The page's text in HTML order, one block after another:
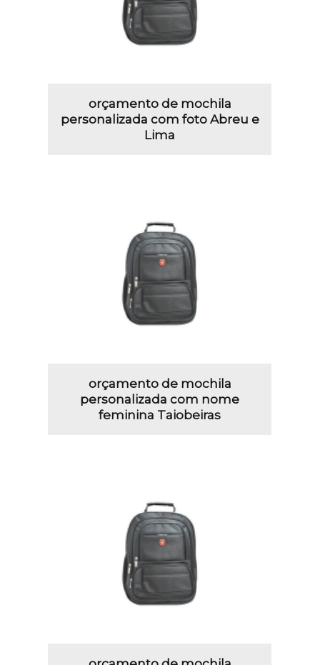
orçamento de mochila
personalizada com foto Abreu e
Lima
orçamento de mochila
personalizada com nome
feminina Taiobeiras